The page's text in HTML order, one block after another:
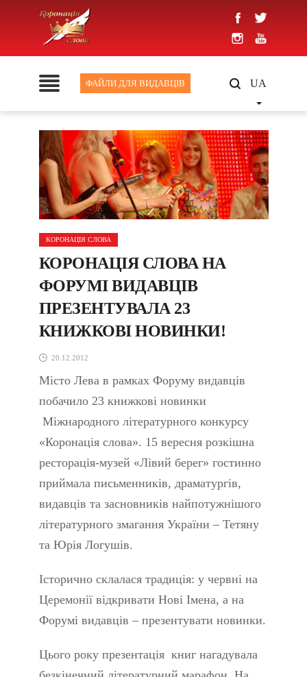
ФАЙЛИ ДЛЯ ВИДАВЦІВ UA
КОРОНАЦІЯ СЛОВА
КОРОНАЦІЯ СЛОВА НА
ФОРУМІ ВИДАВЦІВ
ПРЕЗЕНТУВАЛА 23
КНИЖКОВІ НОВИНКИ!
20.12.2012
Місто Лева в рамках Форуму видавців
побачило 23 книжкові новинки
Міжнародного літературного конкурсу
«Коронація слова». 15 вересня розкішна
ресторація-музей «Лівий берег» гостинно
приймала письменників, драматургів,
видавців та засновників найпотужнішого
літературного змагання України – Тетяну
та Юрія Логушів.
Історично склалася традиція: у червні на
Церемонії відкривати Нові Імена, а на
Форумі видавців – презентувати новинки.
Цього року презентація книг нагадувала